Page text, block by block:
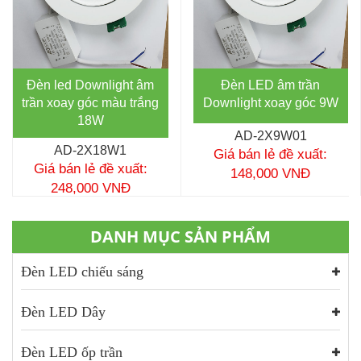
Đèn led Downlight âm
trần xoay góc màu trắng
18W
AD-2X18W1
Giá bán lẻ đề xuất:
248,000 VNĐ
Đèn LED âm trần
Downlight xoay góc 9W
AD-2X9W01
Giá bán lẻ đề xuất:
148,000 VNĐ
DANH MỤC SẢN PHẨM
Đèn LED chiếu sáng
Đèn LED Dây
Đèn LED ốp trần